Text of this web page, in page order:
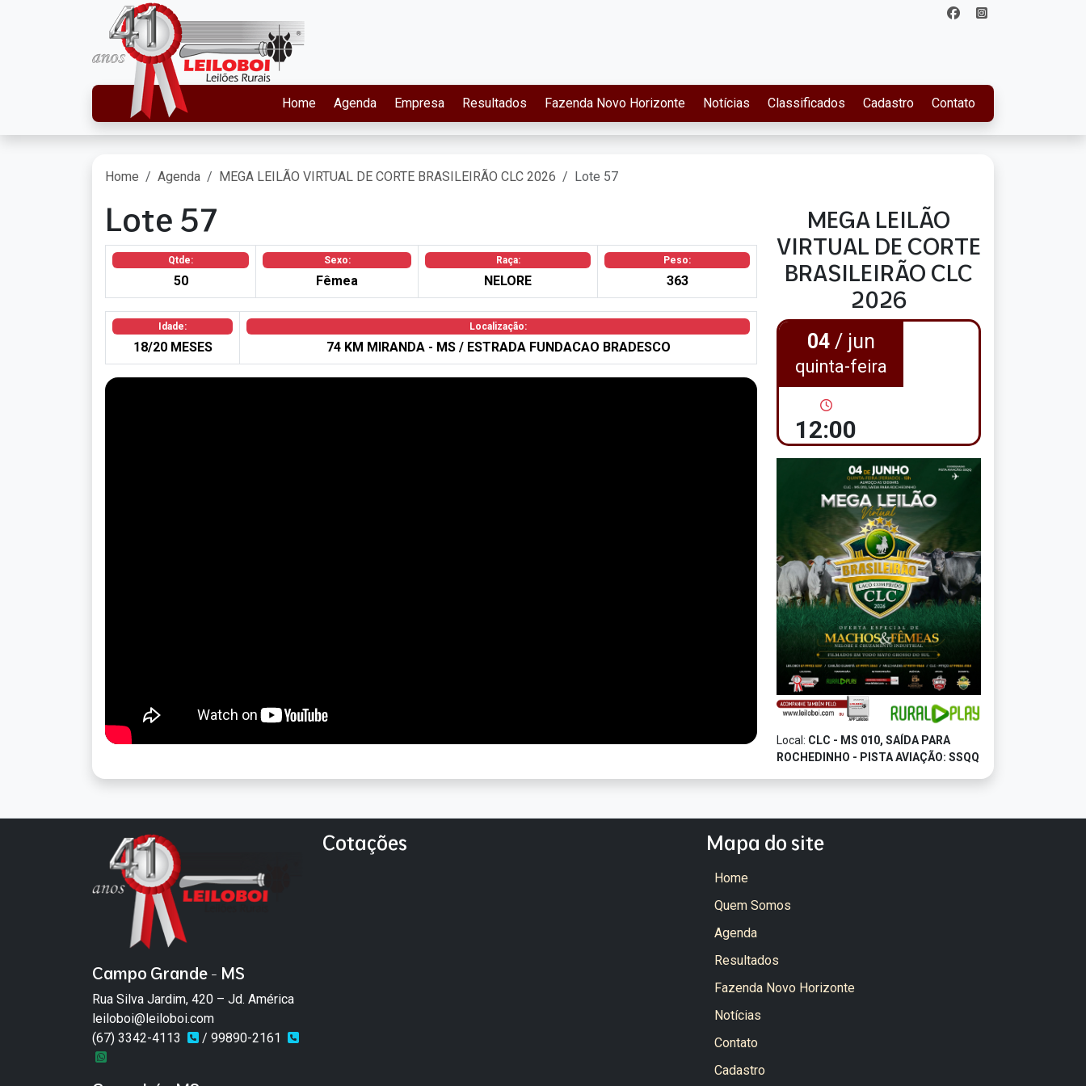
Home Agenda Empresa Resultados Fazenda Novo Horizonte Notícias Classificados Cadastro Contato
Home Agenda MEGA LEILÃO VIRTUAL DE CORTE BRASILEIRÃO CLC 2026 Lote 57
Lote 57
Qtde:
50
Sexo:
Fêmea
Raça:
NELORE
Peso:
363
Idade:
18/20 MESES
Localização:
74 KM MIRANDA - MS / ESTRADA FUNDACAO BRADESCO
MEGA LEILÃO
VIRTUAL DE CORTE
BRASILEIRÃO CLC
2026
04 / jun
quinta-feira
12:00
Local: CLC - MS 010, SAÍDA PARA
ROCHEDINHO - PISTA AVIAÇÃO: SSQQ
Campo Grande - MS
Rua Silva Jardim, 420 – Jd. América
leiloboi@leiloboi.com
(67) 3342-4113
/ 99890-2161
Cotações Mapa do site
Home
Quem Somos
Agenda
Resultados
Fazenda Novo Horizonte
Notícias
Contato
Cadastro